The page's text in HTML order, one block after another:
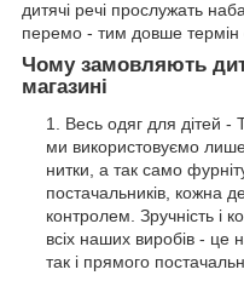
дитячі речі прослужать
перемо - тим довше термін
Чому замовляють
магазині
Весь одяг для дітей -
ми використовуємо лише
нитки, а так само
постачальників, кожна
контролем. Зручність і
всіх наших виробів - це
так і прямого